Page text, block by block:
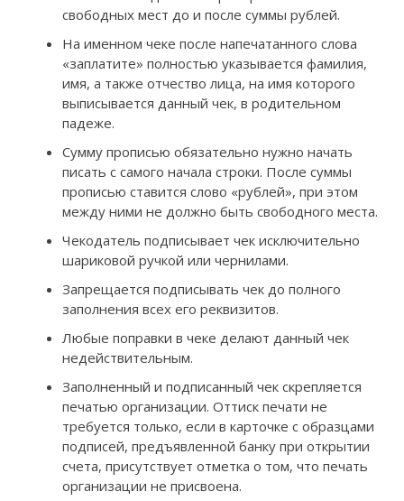
свободных мест до и после суммы рублей.
На именном чеке после напечатанного слова
«заплатите» полностью указывается фамилия,
имя, а также отчество лица, на имя которого
выписывается данный чек, в родительном
падеже.
Сумму прописью обязательно нужно начать
писать с самого начала строки. После суммы
прописью ставится слово «рублей», при этом
между ними не должно быть свободного места.
Чекодатель подписывает чек исключительно
шариковой ручкой или чернилами.
Запрещается подписывать чек до полного
заполнения всех его реквизитов.
Любые поправки в чеке делают данный чек
недействительным.
Заполненный и подписанный чек скрепляется
печатью организации. Оттиск печати не
требуется только, если в карточке с образцами
подписей, предъявленной банку при открытии
счета, присутствует отметка о том, что печать
организации не присвоена.